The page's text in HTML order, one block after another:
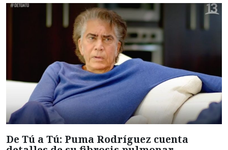
De Tú a Tú: Puma Rodríguez cuenta